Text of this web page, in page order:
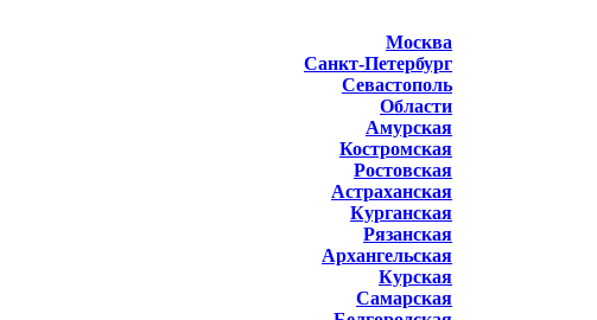
Москва
Санкт-Петербург
Севастополь
Области
Амурская
Костромская
Ростовская
Астраханская
Курганская
Рязанская
Архангельская
Курская
Самарская